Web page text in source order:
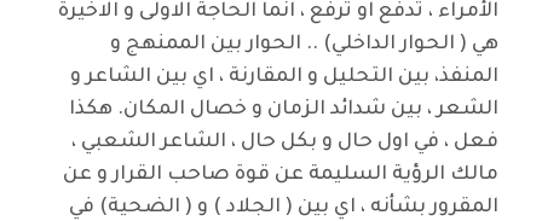
الأمراء ، تدفع او ترفع ، انما الحاجة الاولى و الاخيرة
هي ( الحوار الداخلي) .. الحوار بين الممنهج و
المنفذ، بين التحليل و المقارنة ، اي بين الشاعر و
الشعر ، بين شدائد الزمان و خصال المكان. هكذا
فعل ، في اول حال و بكل حال ، الشاعر الشعبي ،
مالك الرؤية السليمة عن قوة صاحب القرار و عن
المقرور بشأنه ، اي بين ( الجلاد ) و ( الضحية) في